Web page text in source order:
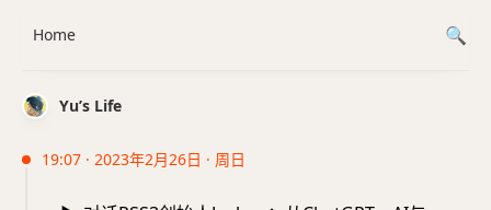
Yu’s Life
19:07 · 2023年2月26日 · 周日
Home